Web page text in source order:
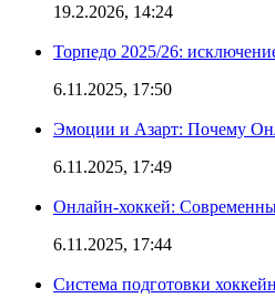
19.2.2026, 14:24
Торпедо 2025/26:
6.11.2025, 17:50
Эмоции и Азарт: Почему
6.11.2025, 17:49
Онлайн-хоккей:
6.11.2025, 17:44
Система подготовки